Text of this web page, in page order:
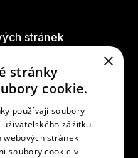
stránek
×
stránky
cookie.
používají soubory
zážitku.
webových stránek
soubory cookie v